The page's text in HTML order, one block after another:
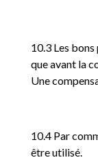
10.3 Les
que avant la
Une
10.4 Par
être utilisé.